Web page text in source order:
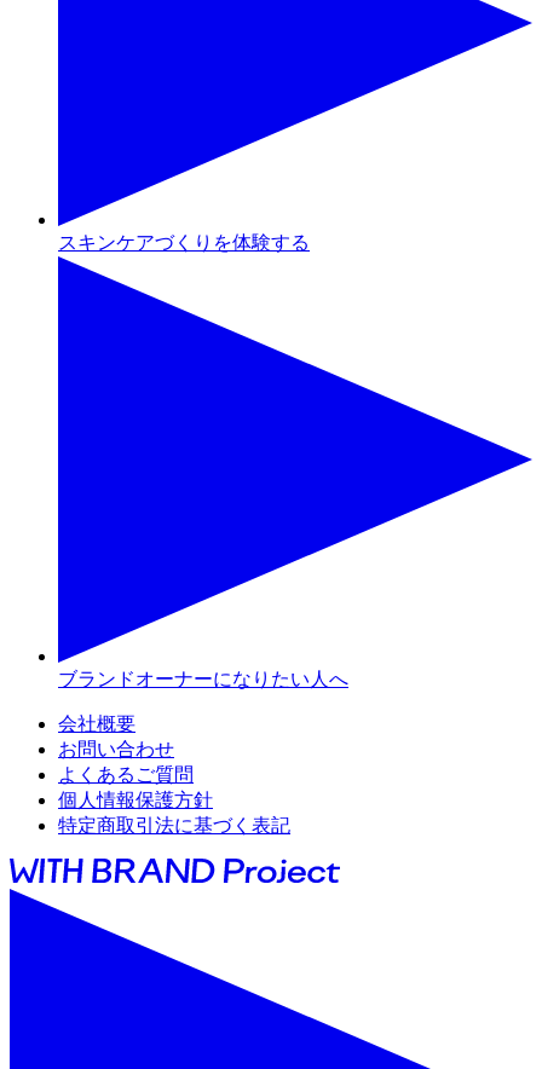
スキンケアづくりを体験する
ブランドオーナーになりたい人へ
会社概要
お問い合わせ
よくあるご質問
個人情報保護方針
特定商取引法に基づく表記